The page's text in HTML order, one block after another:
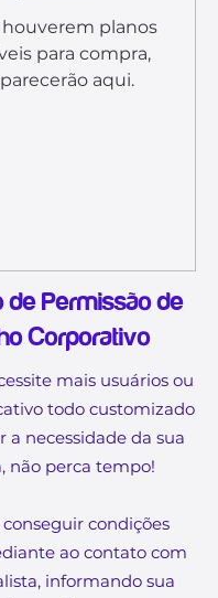
planos
para compra,
aqui.
de Permissão de
Corporativo
mais usuários ou
todo customizado
a necessidade da sua
não perca tempo!
condições
ao contato com
informando sua